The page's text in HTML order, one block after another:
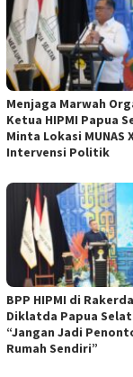
Menjaga Marwah
Ketua HIPMI Papua
Minta Lokasi MUNAS
Intervensi Politik
BPP HIPMI di
Diklatda Papua
“Jangan Jadi
Rumah Sendiri”